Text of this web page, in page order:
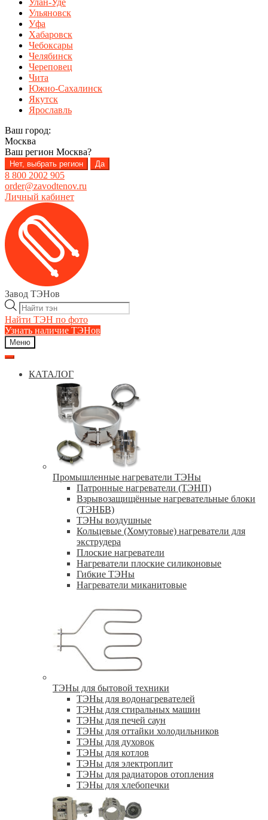
Ульяновск
Уфа
Хабаровск
Чебоксары
Челябинск
Череповец
Чита
Южно-Сахалинск
Якутск
Ярославль
Ваш город:
Москва
Ваш регион Москва?
Нет, выбрать регион Да
8 800 2002 905
order@zavodtenov.ru
Личный кабинет
Перейти
навигации
Перейти
содержимому
Завод ТЭНов
Поиск
товаров
Найти ТЭН по фото
Узнать наличие ТЭНов
Меню
КАТАЛОГ
Промышленные нагреватели ТЭНы
Патронные нагреватели (ТЭНП)
Взрывозащищённые нагревательные блоки
(ТЭНБВ)
ТЭНы воздушные
Кольцевые (Хомутовые) нагреватели для
экструдера
Плоские нагреватели
Нагреватели плоские силиконовые
Гибкие ТЭНы
Нагреватели миканитовые
ТЭНы для бытовой техники
ТЭНы для водонагревателей
ТЭНы для стиральных машин
ТЭНы для печей саун
ТЭНы для оттайки холодильников
ТЭНы для духовок
ТЭНы для котлов
ТЭНы для электроплит
ТЭНы для радиаторов отопления
ТЭНы для хлебопечки